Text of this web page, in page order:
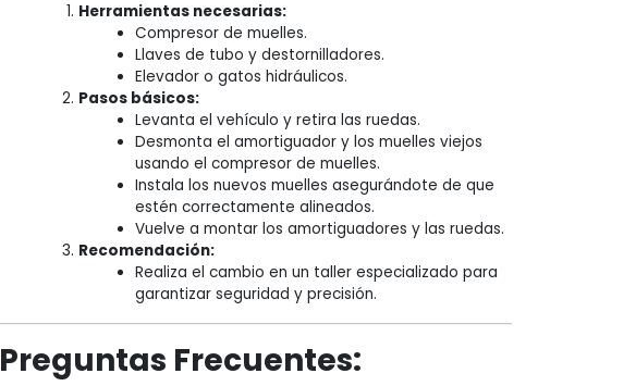
Herramientas necesarias:
Compresor de muelles.
Llaves de tubo y destornilladores.
Elevador o gatos hidráulicos.
Pasos básicos:
Levanta el vehículo y retira las ruedas.
Desmonta el amortiguador y los muelles viejos
usando el compresor de muelles.
Instala los nuevos muelles asegurándote de que
estén correctamente alineados.
Vuelve a montar los amortiguadores y las ruedas.
Recomendación:
Realiza el cambio en un taller especializado para
garantizar seguridad y precisión.
Preguntas Frecuentes: